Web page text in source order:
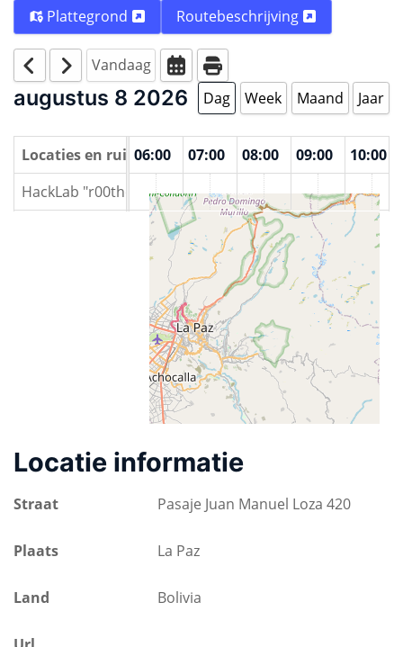
Plattegrond Routebeschrijving
Vandaag
augustus 8 2026 Dag Week Maand Jaar
Locaties en ruimtes
04:00 05:00 06:00 07:00 08:00 09:00
10:00
HackLab "r00thouse" La Paz
Locatie informatie
Straat Pasaje Juan Manuel Loza 420
Plaats La Paz
Land Bolivia